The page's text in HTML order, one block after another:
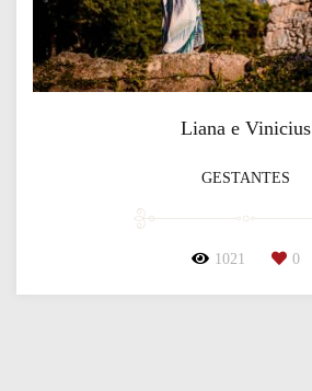
Liana e Vinicius
GESTANTES
1021 0